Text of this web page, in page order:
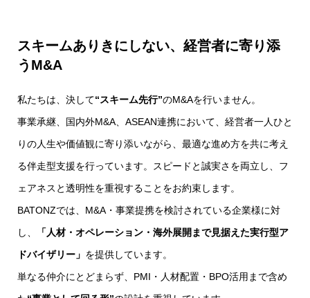
スキームありきにしない、経営者に寄り添
うM&A
私たちは、決して“スキーム先行”のM&Aを行いません。
事業承継、国内外M&A、ASEAN連携において、経営者一人ひと
りの人生や価値観に寄り添いながら、最適な進め方を共に考え
る伴走型支援を行っています。スピードと誠実さを両立し、フ
ェアネスと透明性を重視することをお約束します。
BATONZでは、M&A・事業提携を検討されている企業様に対
し、
「人材・オペレーション・海外展開まで見据えた実行型ア
ドバイザリー」 を提供しています。
単なる仲介にとどまらず、PMI・人材配置・BPO活用まで含め